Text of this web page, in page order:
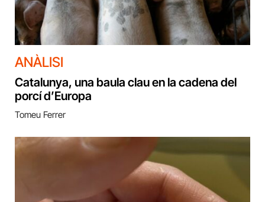
ANÀLISI
Catalunya, una baula clau en la cadena del
porcí d’Europa
Tomeu Ferrer